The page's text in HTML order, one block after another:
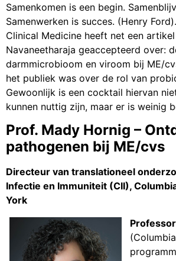
Samenkomen is een begin.
Samenwerken is succes. (Henry
Clinical Medicine heeft net een
Navaneetharaja geaccepteerd over:
darmmicrobioom en viroom bij ME/
het publiek was over de rol van
Gewoonlijk is een cocktail hiervan
kunnen nuttig zijn, maar er is weinig
Prof. Mady Hornig –
pathogenen bij ME/cvs
Directeur van translationeel
Infectie en Immuniteit (CII),
York
Professor